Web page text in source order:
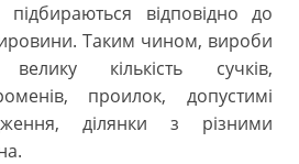
відповідно до
Таким чином, вироби
кількість сучків,
проилок, допустимі
ділянки з різними